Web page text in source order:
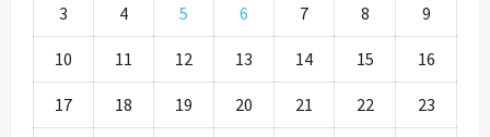
3 4 5 6 7 8 9
10 11 12 13 14 15 16
17 18 19 20 21 22 23